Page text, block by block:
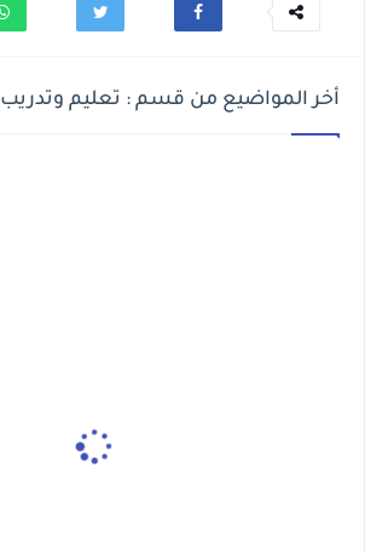
أخر المواضيع من قسم : تعليم وتدريب